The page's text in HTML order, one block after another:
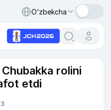
O‘zbekcha
rolini
etdi